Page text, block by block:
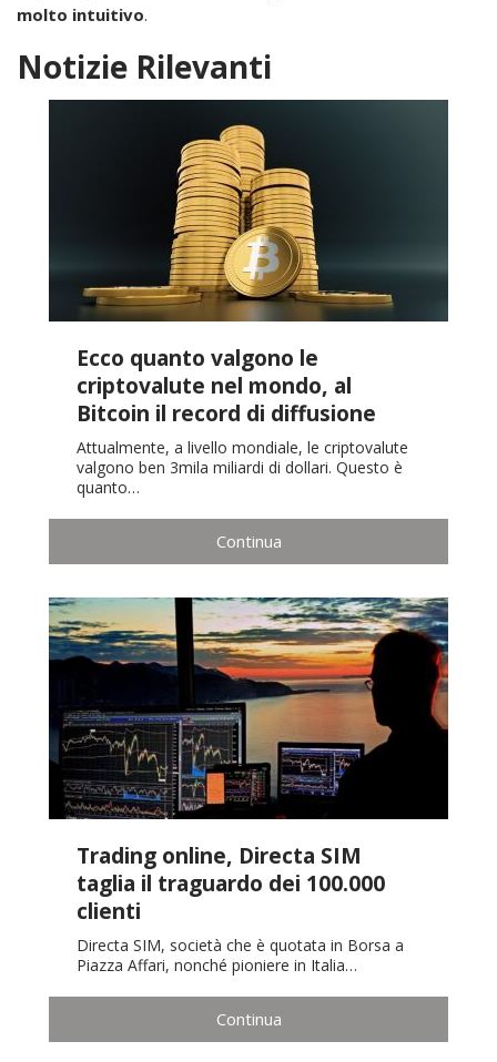
molto intuitivo.
Notizie Rilevanti
Ecco quanto valgono le
criptovalute nel mondo, al
Bitcoin il record di diffusione
Attualmente, a livello mondiale, le criptovalute
valgono ben 3mila miliardi di dollari. Questo è
quanto…
Continua
Trading online, Directa SIM
taglia il traguardo dei 100.000
clienti
Directa SIM, società che è quotata in Borsa a
Piazza Affari, nonché pioniere in Italia…
Continua